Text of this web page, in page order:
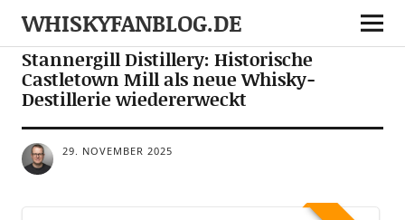
WHISKYFANBLOG.DE
NEWS
Stannergill Distillery: Historische
Castletown Mill als neue Whisky-
Destillerie wiedererweckt
29. NOVEMBER 2025